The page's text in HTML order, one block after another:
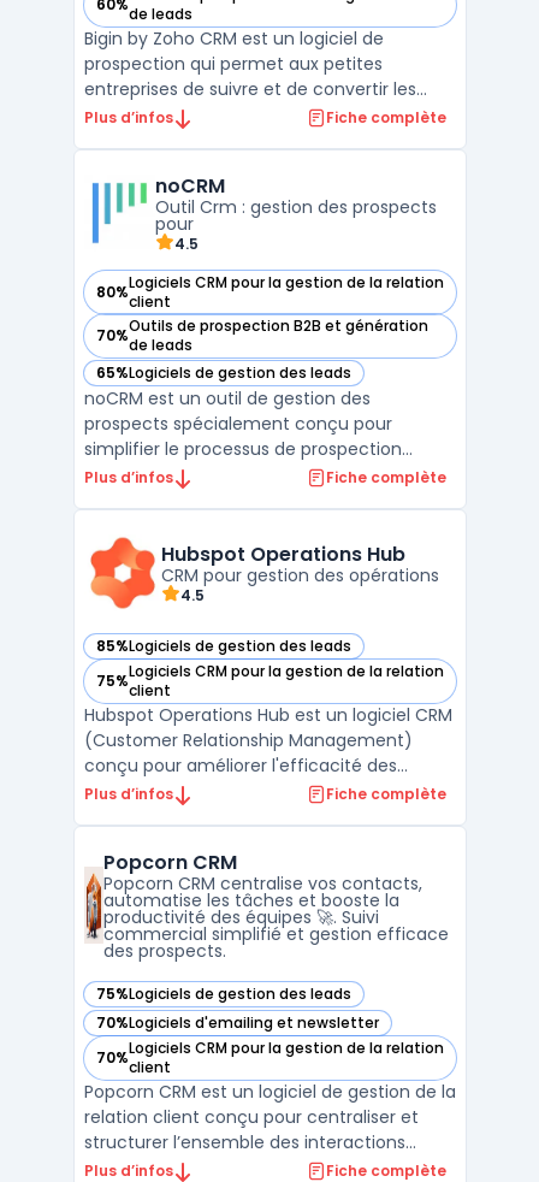
60%de leads
— voir Bigin by Zoho CRM dans cette catégorie
Bigin by Zoho CRM est un logiciel de
prospection qui permet aux petites
entreprises de suivre et de convertir les
prospects. Il offre des fonctionnalités telles
reporting. Avec Bigin, les utilisateurs
peuvent automat ...
Plus d’infos Fiche complète
noCRM
Outil Crm : gestion des prospects
pour
4.5
80%Logiciels CRM pour la gestion de la relation
client
— voir noCRM dans cette catégorie
70%Outils de prospection B2B et génération
de leads
— voir noCRM dans cette catégorie
65%Logiciels de gestion des leads
— voir noCRM dans cette catégorie
noCRM est un outil de gestion des
prospects spécialement conçu pour
simplifier le processus de prospection
commerciale. Contrairement aux CRM
des opportunités commerciales, en évitant
la complexité souvent associée aux s ...
Plus d’infos Fiche complète
Hubspot Operations Hub
CRM pour gestion des opérations
4.5
85%Logiciels de gestion des leads
— voir Hubspot Operations Hub dans cette catégorie
75%Logiciels CRM pour la gestion de la relation
client
— voir Hubspot Operations Hub dans cette catégorie
Hubspot Operations Hub est un logiciel CRM
(Customer Relationship Management)
conçu pour améliorer l'efficacité des
opérations commerciales et de gestion des
DirCo, DirLogistique, DG, PDG et
indépendants. Hubspot Ope ...
Plus d’infos Fiche complète
Popcorn CRM
Popcorn CRM centralise vos contacts,
automatise les tâches et booste la
productivité des équipes 🚀. Suivi
commercial simplifié et gestion efficace
des prospects.
75%Logiciels de gestion des leads
— voir Popcorn CRM dans cette catégorie
70%Logiciels d'emailing et newsletter
— voir Popcorn CRM dans cette catégorie
70%Logiciels CRM pour la gestion de la relation
client
— voir Popcorn CRM dans cette catégorie
Popcorn CRM est un logiciel de gestion de la
relation client conçu pour centraliser et
structurer l’ensemble des interactions
commerciales des entreprises. Ce logiciel
Plus d’infos Fiche complète